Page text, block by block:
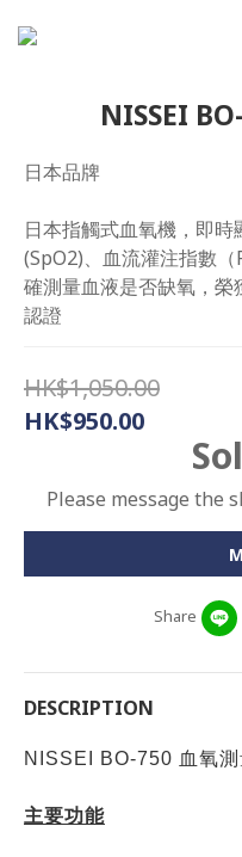
NISSEI
日本品牌
日本指觸式血氧機，即
(SpO2)、血流灌注指數
確測量血液是否缺氧，
認證
HK$1,050.00
HK$950.00
Please message the
Share
DESCRIPTION
NISSEI BO-750 血氧測
主要功能